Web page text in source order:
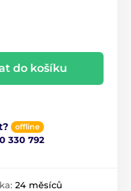
do košíku
offline
330 792
24 měsíců